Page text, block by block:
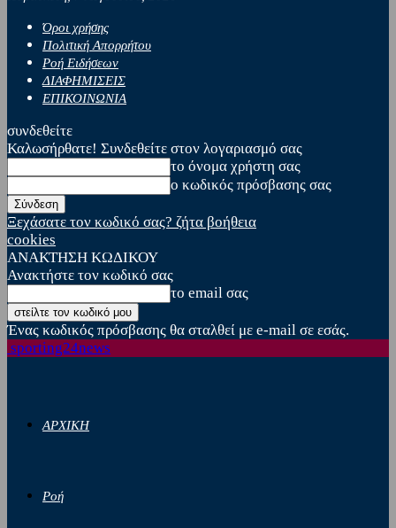
Όροι χρήσης
Πολιτική Απορρήτου
Ροή Ειδήσεων
ΔΙΑΦΗΜΙΣΕΙΣ
ΕΠΙΚΟΙΝΩΝΙΑ
συνδεθείτε
Καλωσήρθατε! Συνδεθείτε στον λογαριασμό σας
το όνομα χρήστη σας
ο κωδικός πρόσβασης σας
Ξεχάσατε τον κωδικό σας? ζήτα βοήθεια
cookies
ΑΝΑΚΤΗΣΗ ΚΩΔΙΚΟΥ
Ανακτήστε τον κωδικό σας
το email σας
Ένας κωδικός πρόσβασης θα σταλθεί με e-mail σε εσάς.
sporting24news
ΑΡΧΙΚΗ
Ροή